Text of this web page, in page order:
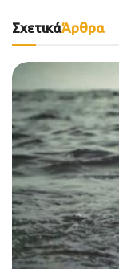
ΣχετικάΆρθρα